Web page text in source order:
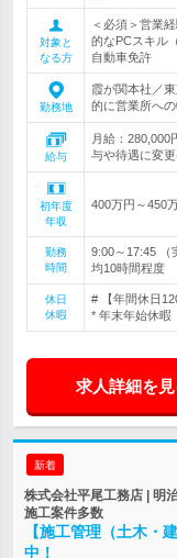
対象と
なる方
＜必須＞営業
的なPCスキル
自動車免許
勤務地
霞が関本社／
的に営業所へ
給与
月給：
与や待遇に変
初年度
年収
400万円～450
勤務
時間
9:00～17:45
均10時間程度
休日
休暇
# 【年間休日
* 年末年始休暇
求人詳細を見
新着
株式会社平尾工務店 | 明
施工案件多数
【施工管理（土木
中！